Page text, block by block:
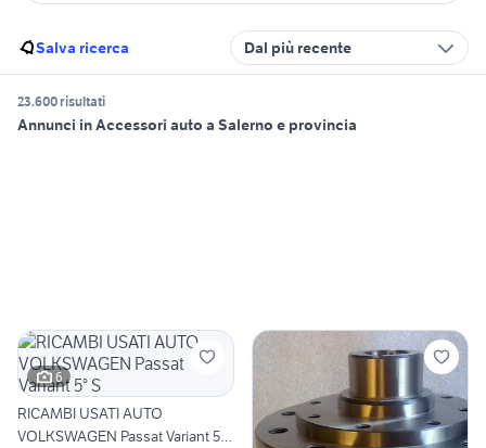
Salva ricerca Dal più recente
23.600 risultati
Annunci in Accessori auto a Salerno e provincia
6
RICAMBI USATI AUTO
VOLKSWAGEN Passat Variant 5°